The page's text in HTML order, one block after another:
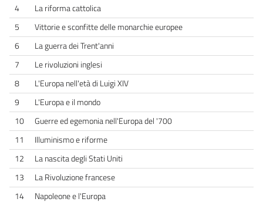
4
La riforma cattolica
5
Vittorie e sconfitte delle monarchie europee
6
La guerra dei Trent'anni
7
Le rivoluzioni inglesi
8
L'Europa nell'età di Luigi XIV
9
L'Europa e il mondo
10
Guerre ed egemonia nell'Europa del '700
11
Illuminismo e riforme
12
La nascita degli Stati Uniti
13
La Rivoluzione francese
14
Napoleone e l'Europa